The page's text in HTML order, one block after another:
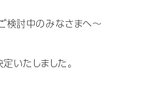
検討中のみなさまへ〜
いたしました。